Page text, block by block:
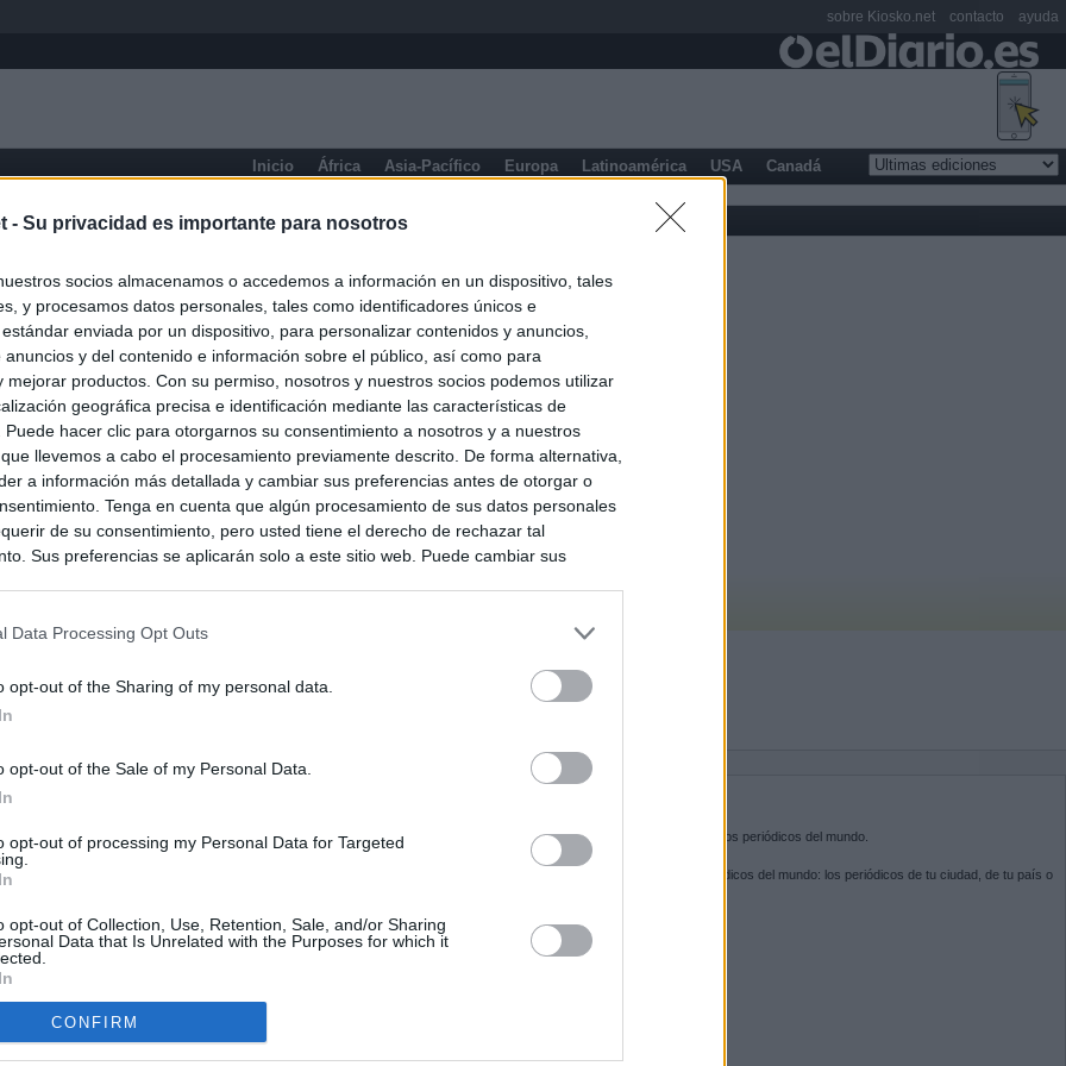
- Su privacidad es importante para nosotros
socios almacenamos o accedemos a información en un dispositivo, tales
y procesamos datos personales, tales como identificadores únicos e
enviada por un dispositivo, para personalizar contenidos y anuncios,
anuncios y del contenido e información sobre el público, así como para
mejorar productos. Con su permiso, nosotros y nuestros socios podemos utilizar
geográfica precisa e identificación mediante las características de
Puede hacer clic para otorgarnos su consentimiento a nosotros y a nuestros
llevemos a cabo el procesamiento previamente descrito. De forma alternativa,
a información más detallada y cambiar sus preferencias antes de otorgar o
Tenga en cuenta que algún procesamiento de sus datos personales
de su consentimiento, pero usted tiene el derecho de rechazar tal
Sus preferencias se aplicarán solo a este sitio web. Puede cambiar sus
Data Processing Opt Outs
opt-out of the Sharing of my personal data.
opt-out of the Sale of my Personal Data.
opt-out of processing my Personal Data for Targeted
opt-out of Collection, Use, Retention, Sale, and/or Sharing
Data that Is Unrelated with the Purposes for which it
CONFIRM
Inicio África Asia-Pacífico Europa Latinoamérica USA Canadá
Ayuso señaló por la compra del ático: "Lo que no se dice es
residencia oficial para la presidenta"
Ayuso no puede destinar directamente la venta del ático de
por los incendios
Kiosko.netes la puerta de entrada a los periódicos del mundo.
Navega por las portadas de los periódicos del mundo: los periódicos de tu ciudad, de tu país o
SÍGUENOS
sobre Kiosko.net contacto ayuda